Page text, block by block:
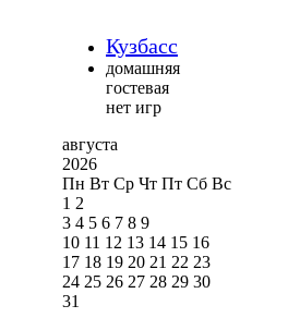
Кузбасс
домашняя
гостевая
нет игр
августа
2026
Пн Вт Ср Чт Пт Сб Вс
1 2
3 4 5 6 7 8 9
10 11 12 13 14 15 16
17 18 19 20 21 22 23
24 25 26 27 28 29 30
31